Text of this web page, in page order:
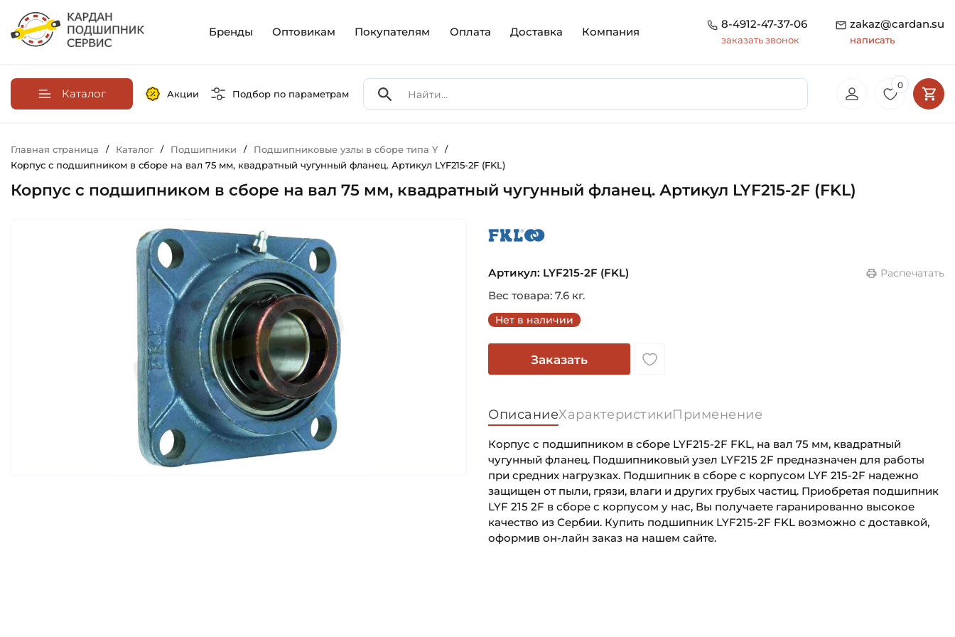
Бренды Оптовикам Покупателям Оплата Доставка Компания
8-4912-47-37-06
заказать звонок
zakaz@cardan.su
написать
Каталог Акции Подбор по параметрам
0
Главная страница / Каталог / Подшипники / Подшипниковые узлы в сборе типа Y /
Корпус с подшипником в сборе на вал 75 мм, квадратный чугунный фланец. Артикул LYF215-2F (FKL)
Корпус с подшипником в сборе на вал 75 мм, квадратный чугунный фланец. Артикул LYF215-2F (FKL)
Артикул: LYF215-2F (FKL)
Распечатать
Вес товара: 7.6 кг.
Нет в наличии
Заказать
ОписаниеХарактеристикиПрименение
Корпус с подшипником в сборе LYF215-2F FKL, на вал 75 мм, квадратный
чугунный фланец. Подшипниковый узел LYF215 2F предназначен для работы
при средних нагрузках. Подшипник в сборе с корпусом LYF 215-2F надежно
защищен от пыли, грязи, влаги и других грубых частиц. Приобретая подшипник
LYF 215 2F в сборе с корпусом у нас, Вы получаете гаранированно высокое
качество из Сербии. Купить подшипник LYF215-2F FKL возможно с доставкой,
оформив он-лайн заказ на нашем сайте.